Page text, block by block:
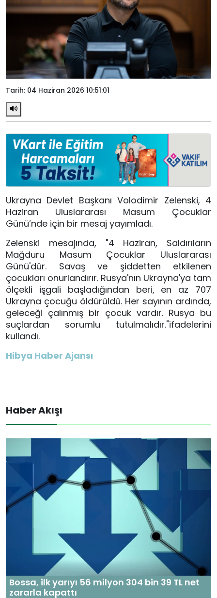
Tarih: 04 Haziran 2026 10:51:01
Ukrayna Devlet Başkanı Volodimir Zelenski, 4
Haziran Uluslararası Masum Çocuklar
Günü’nde için bir mesaj yayımladı.
Zelenski mesajında, "4 Haziran, Saldırıların
Mağduru Masum Çocuklar Uluslararası
Günü'dür. Savaş ve şiddetten etkilenen
çocukları onurlandırır. Rusya'nın Ukrayna'ya tam
ölçekli işgali başladığından beri, en az 707
Ukrayna çocuğu öldürüldü. Her sayının ardında,
geleceği çalınmış bir çocuk vardır. Rusya bu
suçlardan sorumlu tutulmalıdır."ifadelerini
kullandı.
Hibya Haber Ajansı
Haber Akışı
Bossa, ilk yarıyı 56 milyon 304 bin 39 TL net
zararla kapattı